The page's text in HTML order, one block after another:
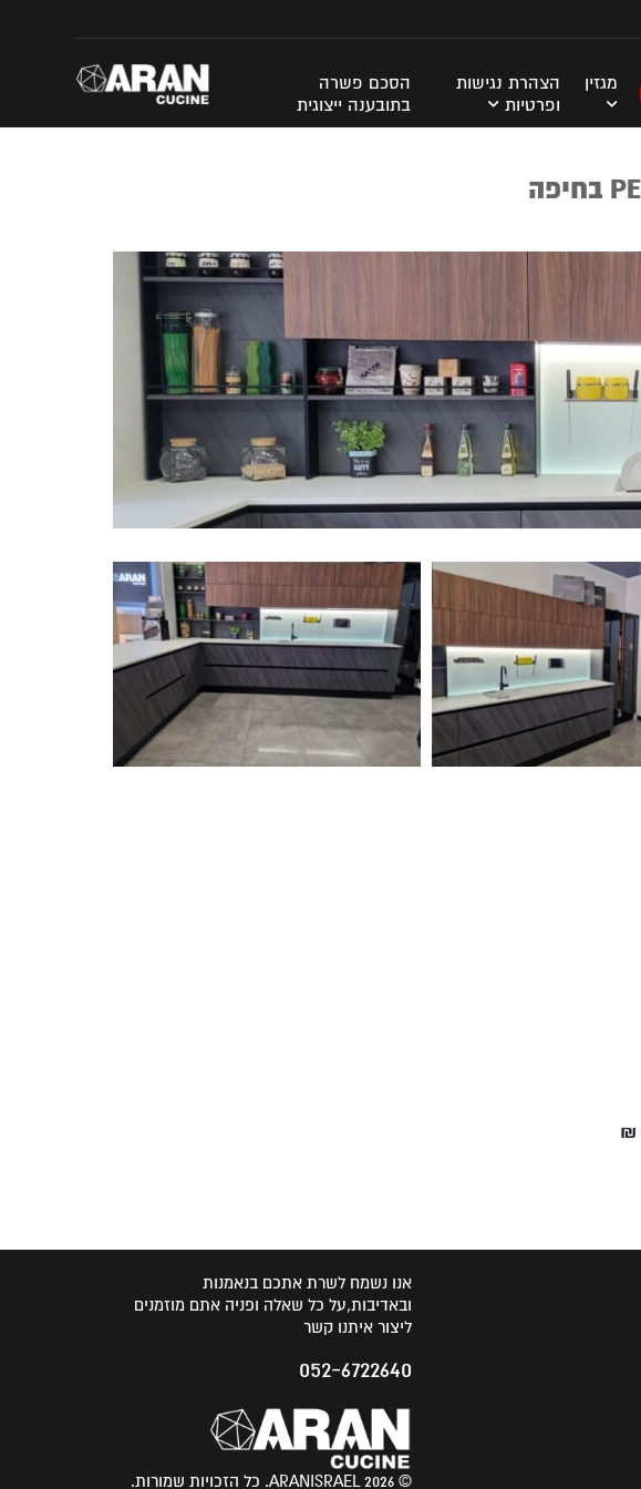
מגזין
הצהרת נגישות
ופרטיות
הסכם פשרה
בתובענה ייצוגית
₪
אנו נשמח לשרת אתכם בנאמנות
ובאדיבות,על כל שאלה ופניה אתם מוזמנים
ליצור איתנו קשר
052-6722640
© 2026 ARANISRAEL. כל הזכויות שמורות.